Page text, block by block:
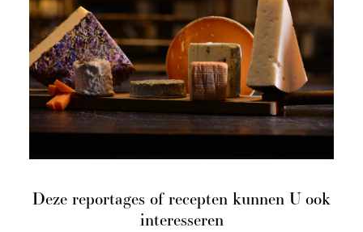
Deze reportages of recepten kunnen U ook
interesseren